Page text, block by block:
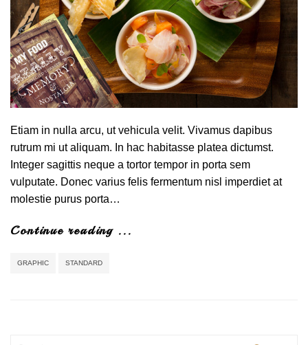
Etiam in nulla arcu, ut vehicula velit. Vivamus dapibus
rutrum mi ut aliquam. In hac habitasse platea dictumst.
Integer sagittis neque a tortor tempor in porta sem
vulputate. Donec varius felis fermentum nisl imperdiet at
molestie purus porta…
Continue reading ...
GRAPHIC STANDARD